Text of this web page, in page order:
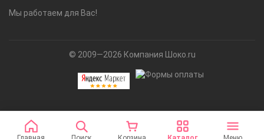
Мы работаем для Вас!
© 2009—2026 Компания Шоко.ru